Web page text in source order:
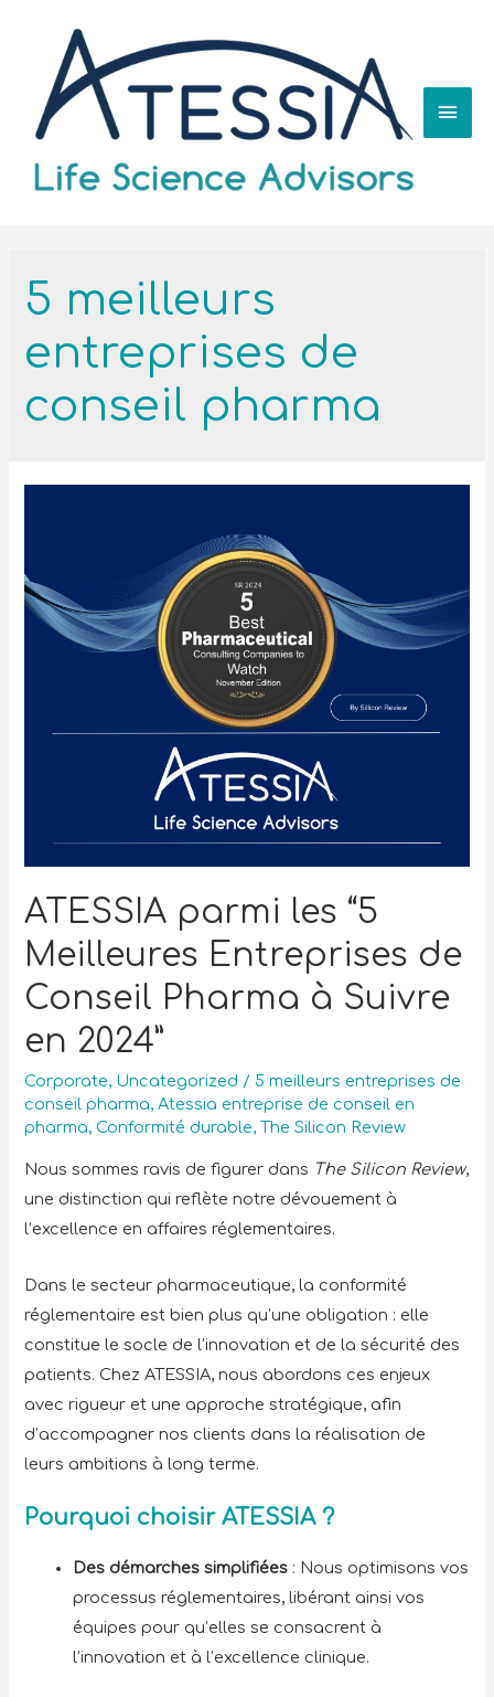
5 meilleurs
entreprises de
conseil pharma
ATESSIA parmi les “5
Meilleures Entreprises de
Conseil Pharma à Suivre
en 2024”
Corporate, Uncategorized / 5 meilleurs entreprises de
conseil pharma,Atessia entreprise de conseil en
pharma,Conformité durable,The Silicon Review
Nous sommes ravis de figurer dans The Silicon Review,
une distinction qui reflète notre dévouement à
l’excellence en affaires réglementaires.
Dans le secteur pharmaceutique, la conformité
réglementaire est bien plus qu’une obligation : elle
constitue le socle de l’innovation et de la sécurité des
patients. Chez ATESSIA, nous abordons ces enjeux
avec rigueur et une approche stratégique, afin
d’accompagner nos clients dans la réalisation de
leurs ambitions à long terme.
Pourquoi choisir ATESSIA ?
Des démarches simplifiées : Nous optimisons vos
processus réglementaires, libérant ainsi vos
équipes pour qu’elles se consacrent à
l’innovation et à l’excellence clinique.